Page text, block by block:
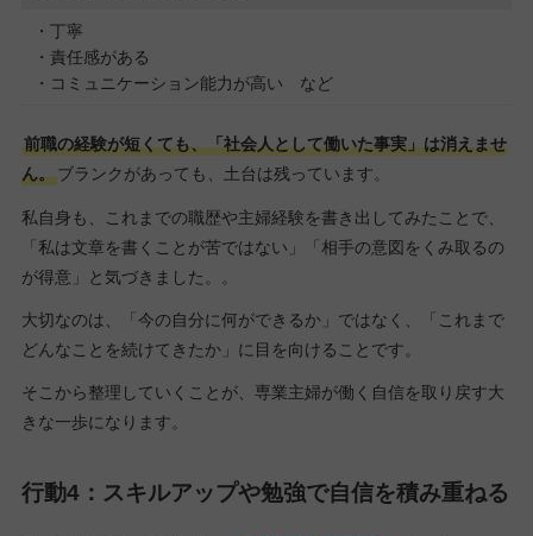
・丁寧
・責任感がある
・コミュニケーション能力が高い など
前職の経験が短くても、「社会人として働いた事実」は消えませ
ん。ブランクがあっても、土台は残っています。
私自身も、これまでの職歴や主婦経験を書き出してみたことで、
「私は文章を書くことが苦ではない」「相手の意図をくみ取るの
が得意」と気づきました。。
大切なのは、「今の自分に何ができるか」ではなく、「これまで
どんなことを続けてきたか」に目を向けることです。
そこから整理していくことが、専業主婦が働く自信を取り戻す大
きな一歩になります。
行動4：スキルアップや勉強で自信を積み重ねる